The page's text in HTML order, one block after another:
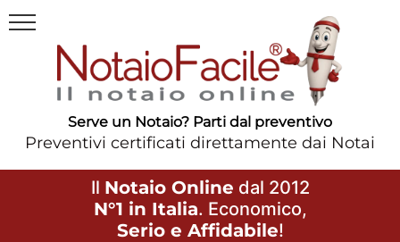
Serve un Notaio? Parti dal preventivo
Preventivi certificati direttamente dai Notai
Il Notaio Online dal 2012
N°1 in Italia. Economico,
Serio e Affidabile!